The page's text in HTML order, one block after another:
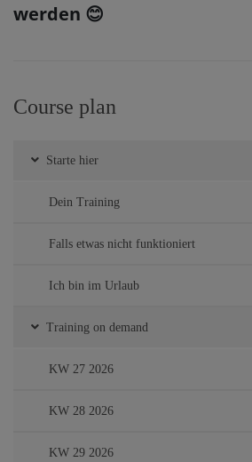
werden 😊
Course plan
Starte hier
Dein Training
Falls etwas nicht funktioniert
Ich bin im Urlaub
Training on demand
KW 27 2026
KW 28 2026
KW 29 2026